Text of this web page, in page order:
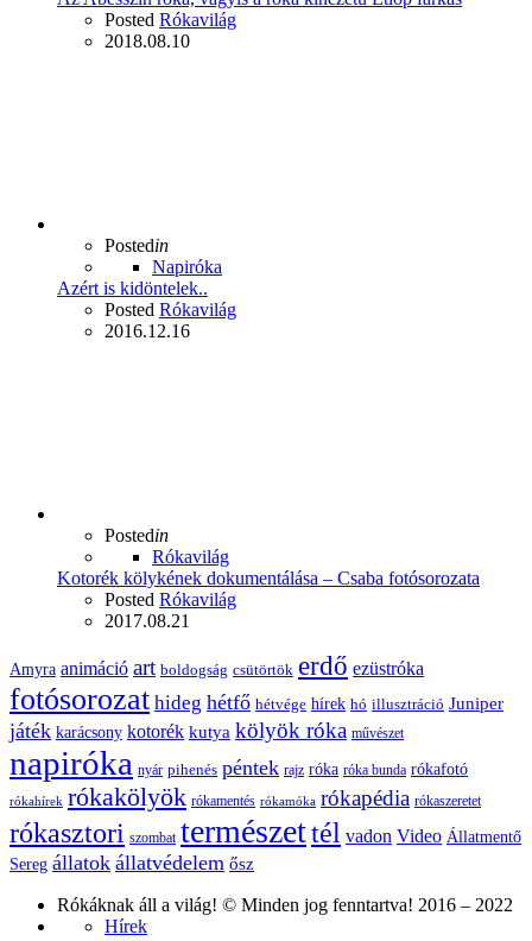
Posted Rókavilág
2018.08.10
Postedin
Napiróka
Azért is kidöntelek..
Posted Rókavilág
2016.12.16
Postedin
Rókavilág
Kotorék kölykének dokumentálása – Csaba fotósorozata
Posted Rókavilág
2017.08.21
Amyra animáció art boldogság csütörtök erdő ezüstróka
fotósorozat hideg hétfő hétvége hírek hó illusztráció Juniper
játék karácsony kotorék kutya kölyök róka művészet
napiróka nyár pihenés péntek rajz róka róka bunda rókafotó
rókahírek rókakölyök rókamentés rókamóka rókapédia rókaszeretet
rókasztori szombat természettél vadon Video Állatmentő
Sereg állatok állatvédelem ősz
Rókáknak áll a világ! © Minden jog fenntartva! 2016 – 2022
Hírek